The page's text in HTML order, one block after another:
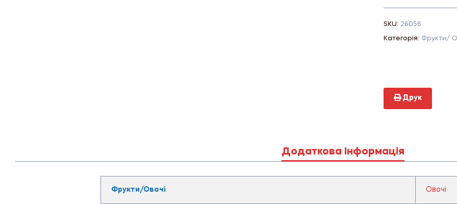
SKU: 26056
Категорія: Фрукти/
Друк
Додаткова Інформація
Фрукти/Овочі Овочі